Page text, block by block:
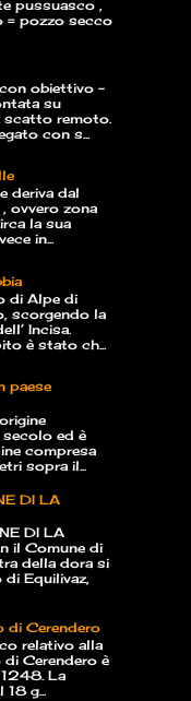
pussuasco ,
= pozzo secco
obiettivo –
su
scatto remoto.
con s...
deriva dal
, ovvero zona
la sua
in...
di Alpe di
scorgendo la
Incisa.
è stato ch...
paese
secolo ed è
compresa
sopra il...
DI LA
DI LA
il Comune di
della dora si
Equilivaz,
di Cerendero
relativo alla
Cerendero è
La
g...